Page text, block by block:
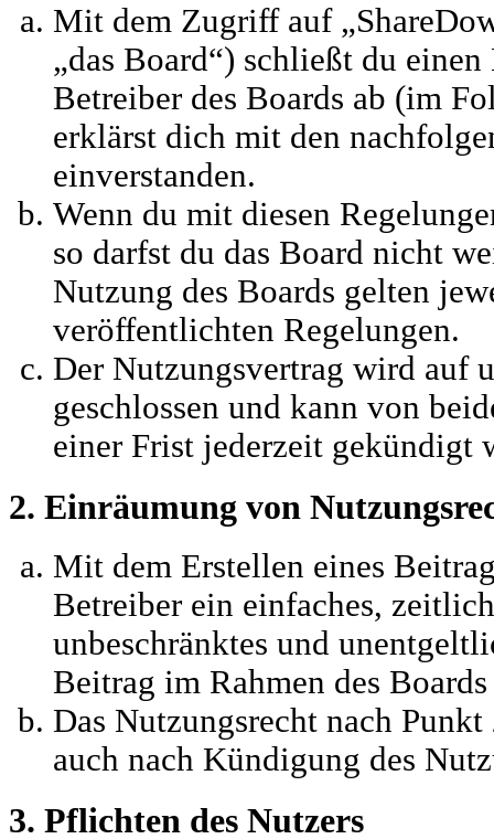
Mit dem Zugriff auf
„das Board“) schließt du
Betreiber des Boards ab (im
erklärst dich mit den
einverstanden.
Wenn du mit diesen
so darfst du das Board nicht
Nutzung des Boards gelten
veröffentlichten Regelungen.
Der Nutzungsvertrag wird auf
geschlossen und kann von
einer Frist jederzeit gekündigt
2. Einräumung von
Mit dem Erstellen eines
Betreiber ein einfaches,
unbeschränktes und
Beitrag im Rahmen des
Das Nutzungsrecht nach
auch nach Kündigung des
3. Pflichten des Nutzers